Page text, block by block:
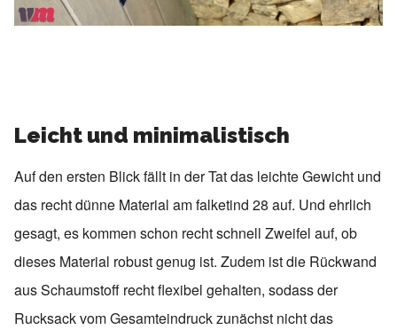
Leicht und minimalistisch
Auf den ersten Blick fällt in der Tat das leichte Gewicht und
das recht dünne Material am falketind 28 auf. Und ehrlich
gesagt, es kommen schon recht schnell Zweifel auf, ob
dieses Material robust genug ist. Zudem ist die Rückwand
aus Schaumstoff recht flexibel gehalten, sodass der
Rucksack vom Gesamteindruck zunächst nicht das